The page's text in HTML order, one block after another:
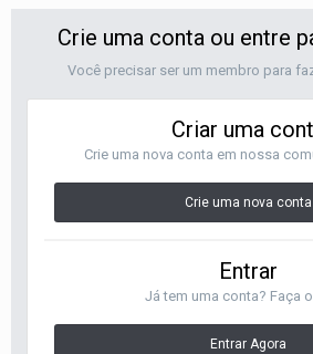
Crie uma conta ou entre
Você precisar ser um membro para
Criar uma
Crie uma nova conta em nossa
Crie uma nova conta
Entrar
Já tem uma conta? Faça
Entrar Agora